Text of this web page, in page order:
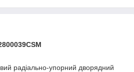
радіально-упорний дворядний